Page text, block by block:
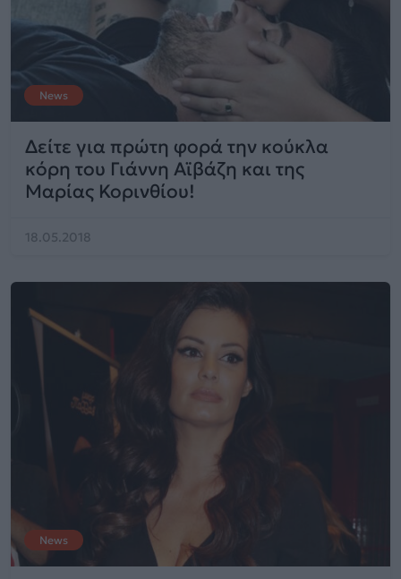
News
Δείτε για πρώτη φορά την κούκλα
κόρη του Γιάννη Αϊβάζη και της
Μαρίας Κορινθίου!
18.05.2018
News